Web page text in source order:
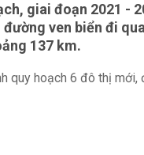
giai đoạn 2021 -
đường ven biển đi
137 km.
quy hoạch 6 đô thị mới,